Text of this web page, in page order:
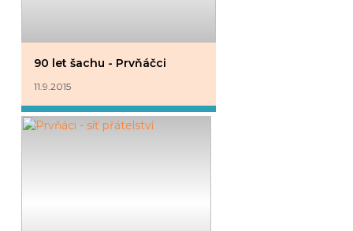
90 let šachu - Prvňáčci
11.9.2015